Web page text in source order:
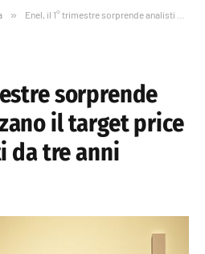
» Enel, il 1° trimestre sorprende analisti che alzano il target price a livelli più alti da tre anni
sorprende
il target price
da tre anni